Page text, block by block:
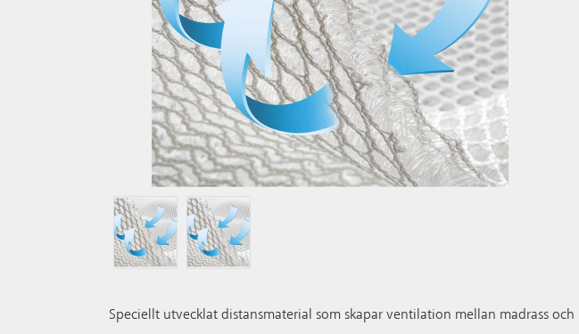
Speciellt utvecklat distansmaterial som skapar ventilation mellan madrass